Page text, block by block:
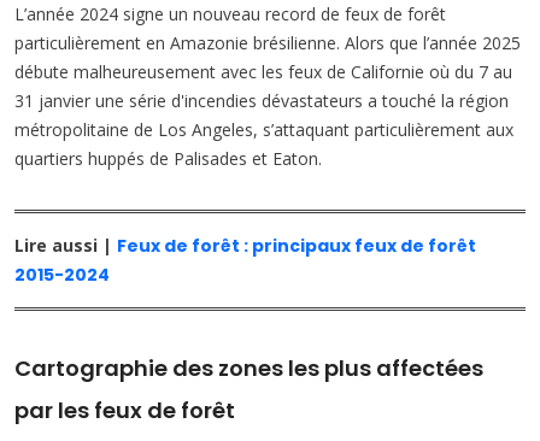
L’année 2024 signe un nouveau record de feux de forêt
particulièrement en Amazonie brésilienne. Alors que l’année 2025
débute malheureusement avec les feux de Californie où du 7 au
31 janvier une série d'incendies dévastateurs a touché la région
métropolitaine de Los Angeles, s’attaquant particulièrement aux
quartiers huppés de Palisades et Eaton.
Lire aussi | Feux de forêt : principaux feux de forêt
2015-2024
Cartographie des zones les plus affectées
par les feux de forêt